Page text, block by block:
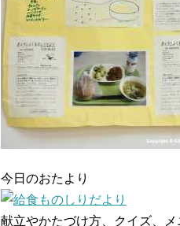
今日のおたより
献立やかたづけ方、クイズ、